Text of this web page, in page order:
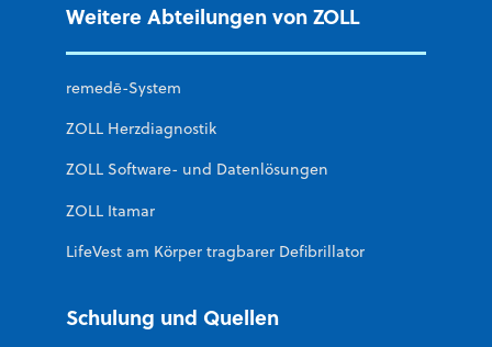
Weitere Abteilungen von ZOLL
remedē-System
ZOLL Herzdiagnostik
ZOLL Software- und Datenlösungen
ZOLL Itamar
LifeVest am Körper tragbarer Defibrillator
Schulung und Quellen